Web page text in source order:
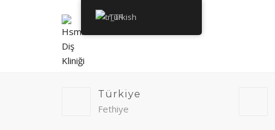
Türkiye
Fethiye
Turkish